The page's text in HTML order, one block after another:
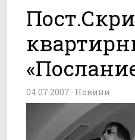
04.07.2007 · Новини